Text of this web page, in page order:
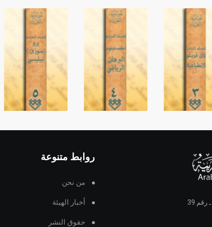
39
روابط متنوعة
من نحن
أخبار الهيئة
حقوق النشر